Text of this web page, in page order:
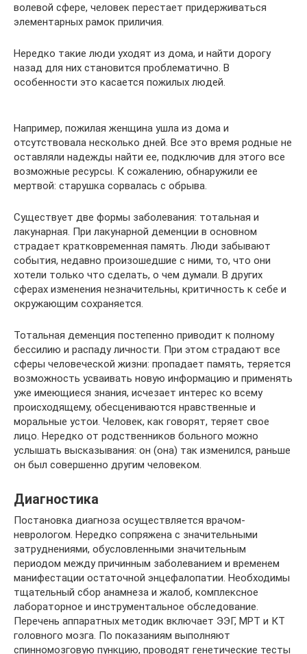
волевой сфере, человек перестает придерживаться
элементарных рамок приличия.
Нередко такие люди уходят из дома, и найти дорогу
назад для них становится проблематично. В
особенности это касается пожилых людей.
Например, пожилая женщина ушла из дома и
отсутствовала несколько дней. Все это время родные не
оставляли надежды найти ее, подключив для этого все
возможные ресурсы. К сожалению, обнаружили ее
мертвой: старушка сорвалась с обрыва.
Существует две формы заболевания: тотальная и
лакунарная. При лакунарной деменции в основном
страдает кратковременная память. Люди забывают
события, недавно произошедшие с ними, то, что они
хотели только что сделать, о чем думали. В других
сферах изменения незначительны, критичность к себе и
окружающим сохраняется.
Тотальная деменция постепенно приводит к полному
бессилию и распаду личности. При этом страдают все
сферы человеческой жизни: пропадает память, теряется
возможность усваивать новую информацию и применять
уже имеющиеся знания, исчезает интерес ко всему
происходящему, обесцениваются нравственные и
моральные устои. Человек, как говорят, теряет свое
лицо. Нередко от родственников больного можно
услышать высказывания: он (она) так изменился, раньше
он был совершенно другим человеком.
Диагностика
Постановка диагноза осуществляется врачом-
неврологом. Нередко сопряжена с значительными
затруднениями, обусловленными значительным
периодом между причинным заболеванием и временем
манифестации остаточной энцефалопатии. Необходимы
тщательный сбор анамнеза и жалоб, комплексное
лабораторное и инструментальное обследование.
Перечень аппаратных методик включает ЭЭГ, МРТ и КТ
головного мозга. По показаниям выполняют
спинномозговую пункцию, проводят генетические тесты